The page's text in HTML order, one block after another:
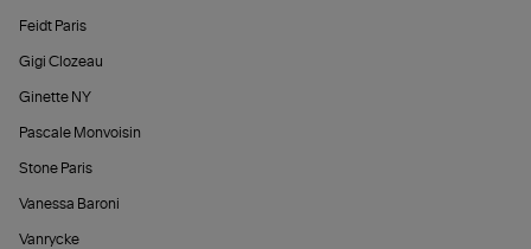
Feidt Paris
Gigi Clozeau
Ginette NY
Pascale Monvoisin
Stone Paris
Vanessa Baroni
Vanrycke